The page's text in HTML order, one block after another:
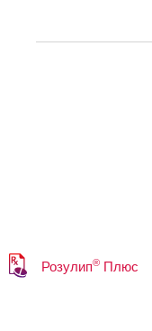
Розулип® Плюс